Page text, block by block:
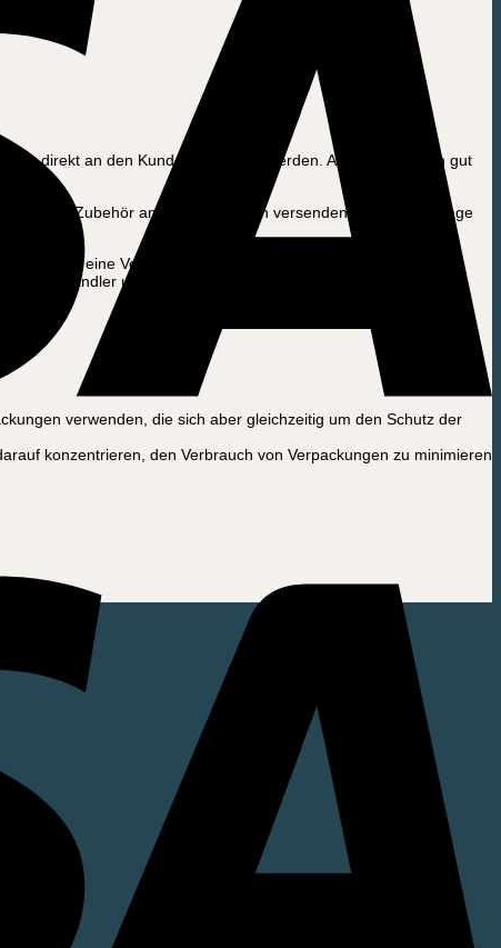
die direkt an den Kunden geschickt werden. Alle Teile werden gut
und Zubehör an unsere Kunden versenden. Die große Frage
wir eine Vereinbarung mit einem örtlichen Weinhändler
Weinhändler und für die Umwelt sinnvoll. Die Pakete sehen
verwenden, die sich aber gleichzeitig um den Schutz der
konzentrieren, den Verbrauch von Verpackungen zu minimieren